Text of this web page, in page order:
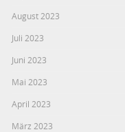
August 2023
Juli 2023
Juni 2023
Mai 2023
April 2023
März 2023